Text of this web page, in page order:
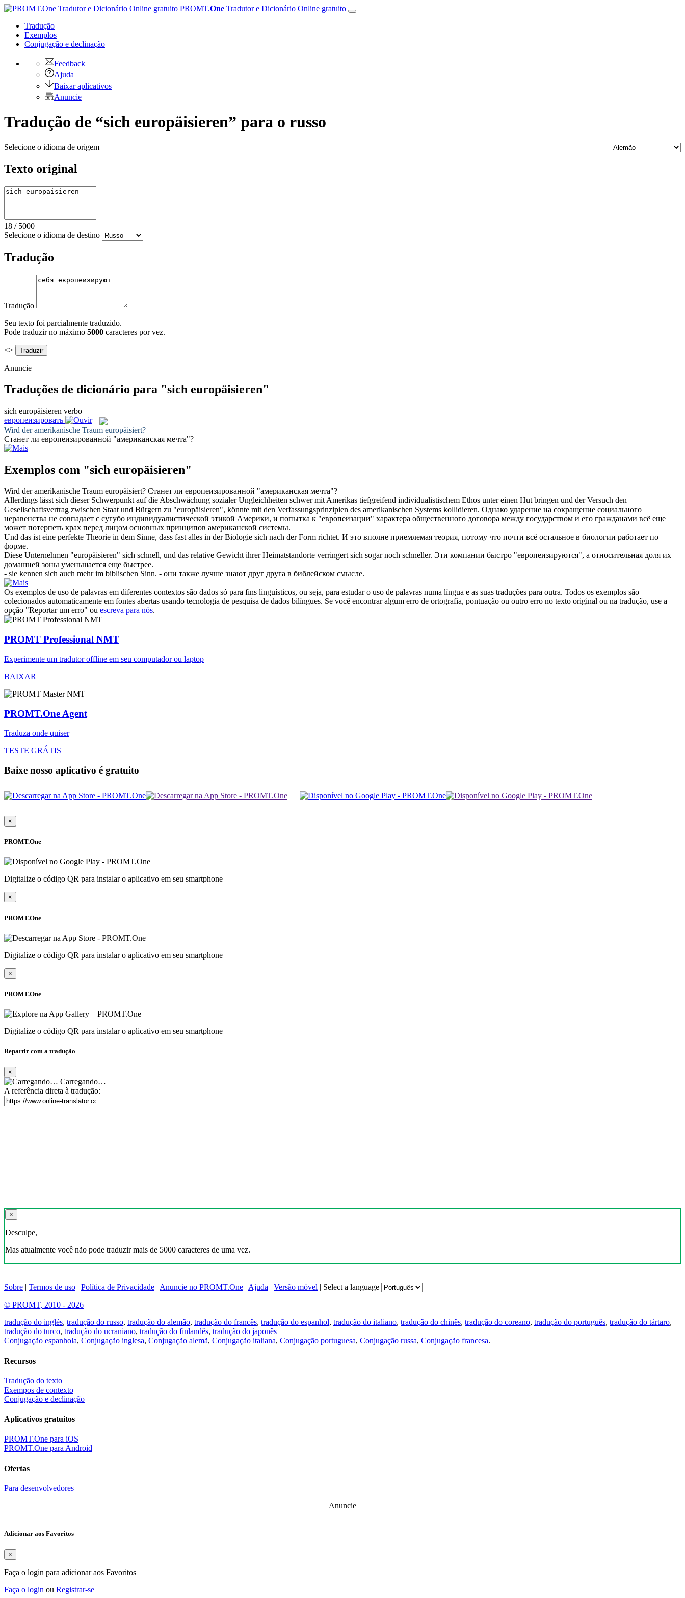
PROMT.One Tradutor e Dicionário Online gratuito
Tradução
Exemplos
Conjugação e declinação
Feedback
Ajuda
Baixar aplicativos
Anuncie
Tradução de “sich europäisieren” para o russo
Selecione o idioma de origem
Texto original
18 / 5000
Selecione o idioma de destino
Tradução
Tradução
Seu texto foi parcialmente traduzido.
Pode traduzir no máximo 5000 caracteres por vez.
<>
Anuncie
Traduções de dicionário para "sich europäisieren"
sich europäisieren verbo
европеизировать
Wird der amerikanische Traum europäisiert?
Станет ли европеизированной "американская мечта"?
Exemplos com "sich europäisieren"
Wird der amerikanische Traum europäisiert? Станет ли европеизированной "американская мечта"?
Allerdings lässt sich dieser Schwerpunkt auf die Abschwächung sozialer Ungleichheiten schwer mit Amerikas tiefgreifend individualistischem Ethos unter einen Hut bringen und der Versuch den
Gesellschaftsvertrag zwischen Staat und Bürgern zu "europäisieren", könnte mit den Verfassungsprinzipien des amerikanischen Systems kollidieren. Однако ударение на сокращение социального
неравенства не совпадает с сугубо индивидуалистической этикой Америки, и попытка к "европеизации" характера общественного договора между государством и его гражданами всё еще
может потерпеть крах перед лицом основных принципов американской системы.
Und das ist eine perfekte Theorie in dem Sinne, dass fast alles in der Biologie sich nach der Form richtet. И это вполне приемлемая теория, потому что почти всё остальное в биологии работает по
форме.
Diese Unternehmen "europäisieren" sich schnell, und das relative Gewicht ihrer Heimatstandorte verringert sich sogar noch schneller. Эти компании быстро "европеизируются", а относительная доля их
домашней зоны уменьшается еще быстрее.
- sie kennen sich auch mehr im biblischen Sinn. - они также лучше знают друг друга в библейском смысле.
Os exemplos de uso de palavras em diferentes contextos são dados só para fins linguísticos, ou seja, para estudar o uso de palavras numa língua e as suas traduções para outra. Todos os exemplos são
colecionados automaticamente em fontes abertas usando tecnologia de pesquisa de dados bilíngues. Se você encontrar algum erro de ortografia, pontuação ou outro erro no texto original ou na tradução, use a
opção "Reportar um erro" ou escreva para nós.
PROMT Professional NMT
Experimente um tradutor offline em seu computador ou laptop
BAIXAR
PROMT.One Agent
Traduza onde quiser
TESTE GRÁTIS
Baixe nosso aplicativo é gratuito
×
PROMT.One
Digitalize o código QR para instalar o aplicativo em seu smartphone
×
PROMT.One
Digitalize o código QR para instalar o aplicativo em seu smartphone
×
PROMT.One
Digitalize o código QR para instalar o aplicativo em seu smartphone
Repartir com a tradução
×
Carregando…
A referência direta à tradução:
×
Desculpe,
Mas atualmente você não pode traduzir mais de 5000 caracteres de uma vez.
Sobre | Termos de uso | Política de Privacidade | Anuncie no PROMT.One | Ajuda | Versão móvel | Select a language
© PROMT, 2010 - 2026
tradução do inglés, tradução do russo, tradução do alemão, tradução do francês, tradução do espanhol, tradução do italiano, tradução do chinês, tradução do coreano, tradução do português, tradução do tártaro,
tradução do turco, tradução do ucraniano, tradução do finlandês, tradução do japonês
Conjugação espanhola, Conjugação inglesa, Conjugação alemã, Conjugação italiana, Conjugação portuguesa, Conjugação russa, Conjugação francesa.
Recursos
Tradução do texto
Exempos de contexto
Conjugação e declinação
Aplicativos gratuitos
PROMT.One para iOS
PROMT.One para Android
Ofertas
Para desenvolvedores
Anuncie
Adicionar aos Favoritos
×
Faça o login para adicionar aos Favoritos
Faça o login ou Registrar-se